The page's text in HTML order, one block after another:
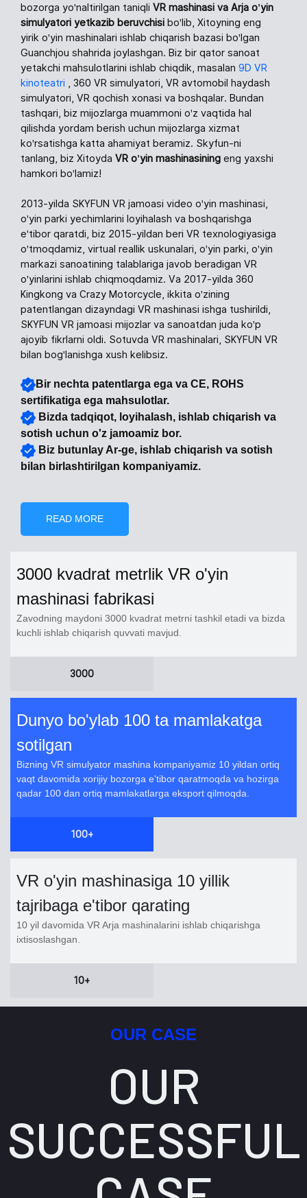
bozorga yo'naltirilgan taniqli VR mashinasi va Arja o'yin
simulyatori yetkazib beruvchisi bo'lib, Xitoyning eng
yirik o'yin mashinalari ishlab chiqarish bazasi bo'lgan
Guanchjou shahrida joylashgan. Biz bir qator sanoat
yetakchi mahsulotlarini ishlab chiqdik, masalan 9D VR
kinoteatri , 360 VR simulyatori, VR avtomobil haydash
simulyatori, VR qochish xonasi va boshqalar. Bundan
tashqari, biz mijozlarga muammoni o'z vaqtida hal
qilishda yordam berish uchun mijozlarga xizmat
ko'rsatishga katta ahamiyat beramiz. Skyfun-ni
tanlang, biz Xitoyda VR o'yin mashinasining eng yaxshi
hamkori bo'lamiz!
2013-yilda SKYFUN VR jamoasi video o'yin mashinasi,
o'yin parki yechimlarini loyihalash va boshqarishga
e'tibor qaratdi, biz 2015-yildan beri VR texnologiyasiga
o'tmoqdamiz, virtual reallik uskunalari, o'yin parki, o'yin
markazi sanoatining talablariga javob beradigan VR
o'yinlarini ishlab chiqmoqdamiz. Va 2017-yilda 360
Kingkong va Crazy Motorcycle, ikkita o'zining
patentlangan dizayndagi VR mashinasi ishga tushirildi,
SKYFUN VR jamoasi mijozlar va sanoatdan juda ko'p
ajoyib fikrlarni oldi. Sotuvda VR mashinalari, SKYFUN VR
bilan bog'lanishga xush kelibsiz.
Bir nechta patentlarga ega va CE, ROHS
sertifikatiga ega mahsulotlar.
Bizda tadqiqot, loyihalash, ishlab chiqarish va
sotish uchun o'z jamoamiz bor.
Biz butunlay Ar-ge, ishlab chiqarish va sotish
bilan birlashtirilgan kompaniyamiz.
READ MORE
3000 kvadrat metrlik VR o'yin
mashinasi fabrikasi
Zavodning maydoni 3000 kvadrat metrni tashkil etadi va bizda
kuchli ishlab chiqarish quvvati mavjud.
3000
Dunyo bo'ylab 100 ta mamlakatga
sotilgan
Bizning VR simulyator mashina kompaniyamiz 10 yildan ortiq
vaqt davomida xorijiy bozorga e'tibor qaratmoqda va hozirga
qadar 100 dan ortiq mamlakatlarga eksport qilmoqda.
100+
VR o'yin mashinasiga 10 yillik
tajribaga e'tibor qarating
10 yil davomida VR Arja mashinalarini ishlab chiqarishga
ixtisoslashgan.
10+
OUR CASE
OUR
SUCCESSFUL